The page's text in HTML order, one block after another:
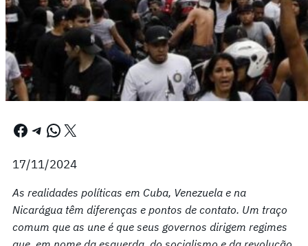
Facebook Telegram WhatsApp X
17/11/2024
As realidades políticas em Cuba, Venezuela e na
Nicarágua têm diferenças e pontos de contato. Um traço
comum que as une é que seus governos dirigem regimes